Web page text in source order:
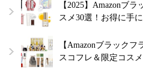
【2025】Amazonブ
スメ30選！お得に手
【Amazonブラック
スコフレ＆限定コス